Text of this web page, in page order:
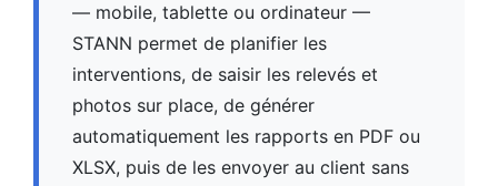
— mobile, tablette ou ordinateur —
STANN permet de planifier les
interventions, de saisir les relevés et
photos sur place, de générer
automatiquement les rapports en PDF ou
XLSX, puis de les envoyer au client sans